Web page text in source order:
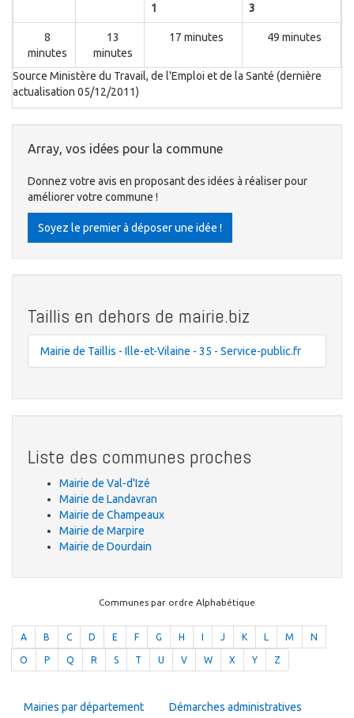
1
3
8
minutes
13
minutes
17 minutes 49 minutes
Source Ministère du Travail, de l'Emploi et de la Santé (dernière
actualisation 05/12/2011)
Array, vos idées pour la commune
Donnez votre avis en proposant des idées à réaliser pour
améliorer votre commune !
Soyez le premier à déposer une idée !
Taillis en dehors de mairie.biz
Mairie de Taillis - Ille-et-Vilaine - 35 - Service-public.fr
Liste des communes proches
Mairie de Val-d'Izé
Mairie de Landavran
Mairie de Champeaux
Mairie de Marpire
Mairie de Dourdain
Communes par ordre Alphabétique
A B C D E F G H J K L M N
O P Q R S T U V W X Y Z
Mairies par département Démarches administratives